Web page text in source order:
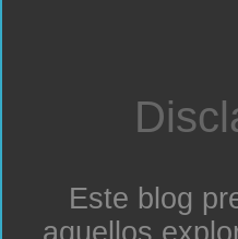
Este blog